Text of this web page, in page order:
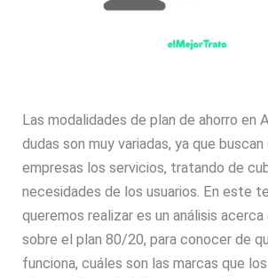
Las modalidades de plan de ahorro en
dudas son muy variadas, ya que
empresas los servicios, tratando de
necesidades de los usuarios. En este
queremos realizar es un análisis
sobre el plan 80/20, para conocer de
funciona, cuáles son las marcas que